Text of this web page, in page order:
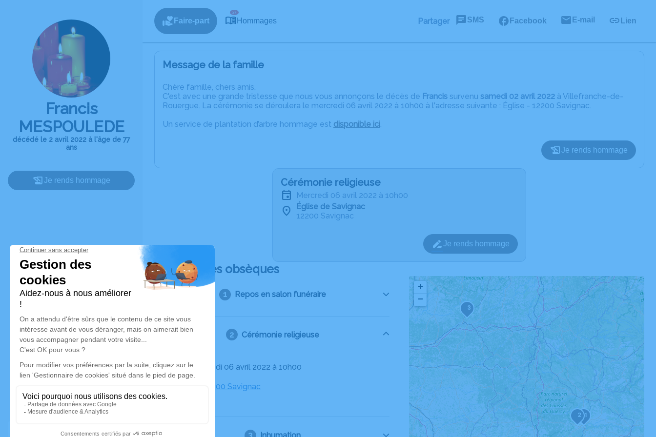
Francis
MESPOULEDE
décédé le 2 avril 2022 à l'âge de 77
ans
Je rends hommage
Faire-part
27
Hommages Partager SMS Facebook E-mail Lien
Message de la famille
Chère famille, chers amis,
C'est avec une grande tristesse que nous vous annonçons le décès de Francis survenu samedi 02 avril 2022 à Villefranche-de-
Rouergue. La cérémonie se déroulera le mercredi 06 avril 2022 à 10h00 à l'adresse suivante : Église - 12200 Savignac.
Un service de plantation d’arbre hommage est disponible ici.
Je rends hommage
Cérémonie religieuse
mercredi 06 avril 2022 à 10h00
Église de Savignac
12200 Savignac
Je rends hommage
Déroulé des obsèques
Repos en salon funéraire
Cérémonie religieuse
Le mercredi 06 avril 2022 à 10h00
Église, 12200 Savignac
1
2
3
+
−